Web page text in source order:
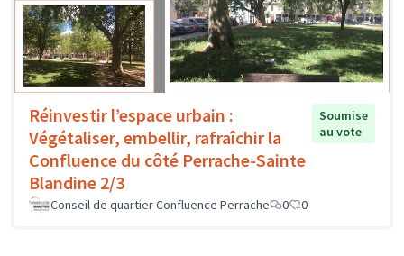
Réinvestir l’espace urbain :
Végétaliser, embellir, rafraîchir la
Confluence du côté Perrache-Sainte
Blandine 2/3
Soumise
au vote
Conseil de quartier Confluence Perrache 0 0